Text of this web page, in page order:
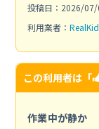
投稿日：2026/07/
利用業者：
この利用者は「
作業中が静か